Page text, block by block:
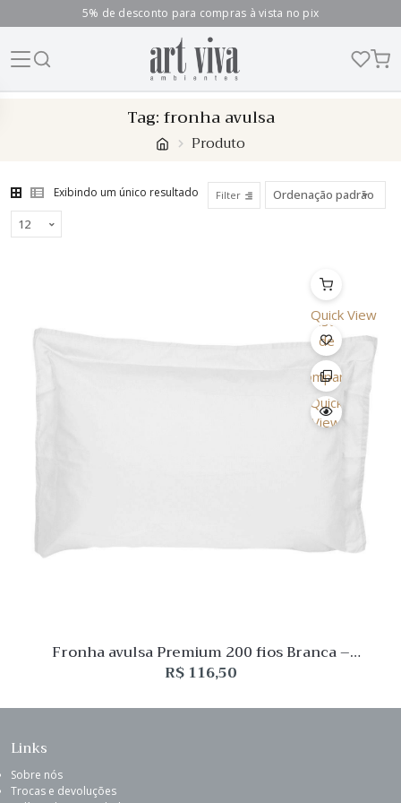
5% de desconto para compras à vista no pix
Tag:fronha avulsa
Produto
Exibindo um único resultado Filter
Quick View
Lista
de
Desejo
Comparar
Quick
View
Fronha avulsa Premium 200 fios Branca –
Buddemeyer
R$ 116,50
Links
Sobre nós
Trocas e devoluções